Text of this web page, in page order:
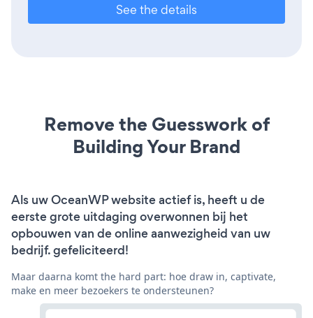
See the details
Remove the Guesswork of
Building Your Brand
Als uw OceanWP website actief is, heeft u de
eerste grote uitdaging overwonnen bij het
opbouwen van de online aanwezigheid van uw
bedrijf. gefeliciteerd!
Maar daarna komt the hard part: hoe draw in, captivate,
make en meer bezoekers te ondersteunen?